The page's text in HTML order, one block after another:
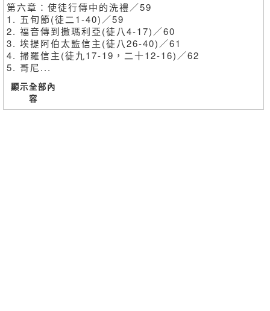
第六章：使徒行傳中的洗禮／59
1. 五旬節(徒二1-40)／59
2. 福音傳到撒瑪利亞(徒八4-17)／60
3. 埃提阿伯太監信主(徒八26-40)／61
4. 掃羅信主(徒九17-19，二十12-16)／62
5. 哥尼...
顯示全部內
容